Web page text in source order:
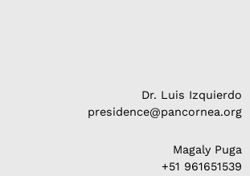
Dr. Luis Izquierdo
presidence@pancornea.org
Magaly Puga
+51 961651539